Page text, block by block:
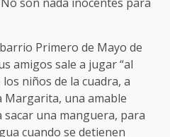
Primero de Mayo de
amigos sale a jugar “al
niños de la cuadra, a
Margarita, una amable
una manguera, para
cuando se detienen